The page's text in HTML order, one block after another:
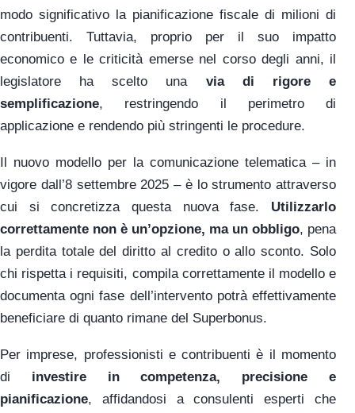
modo significativo la pianificazione fiscale di milioni di
contribuenti. Tuttavia, proprio per il suo impatto
economico e le criticità emerse nel corso degli anni, il
legislatore ha scelto una via di rigore e
semplificazione, restringendo il perimetro di
applicazione e rendendo più stringenti le procedure.
Il nuovo modello per la comunicazione telematica – in
vigore dall’8 settembre 2025 – è lo strumento attraverso
cui si concretizza questa nuova fase. Utilizzarlo
correttamente non è un’opzione, ma un obbligo, pena
la perdita totale del diritto al credito o allo sconto. Solo
chi rispetta i requisiti, compila correttamente il modello e
documenta ogni fase dell’intervento potrà effettivamente
beneficiare di quanto rimane del Superbonus.
Per imprese, professionisti e contribuenti è il momento
di investire in competenza, precisione e
pianificazione, affidandosi a consulenti esperti che